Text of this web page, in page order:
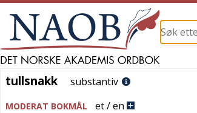
tullsnakk
tullsnakk substantiv
MODERAT BOKMÅL et / en